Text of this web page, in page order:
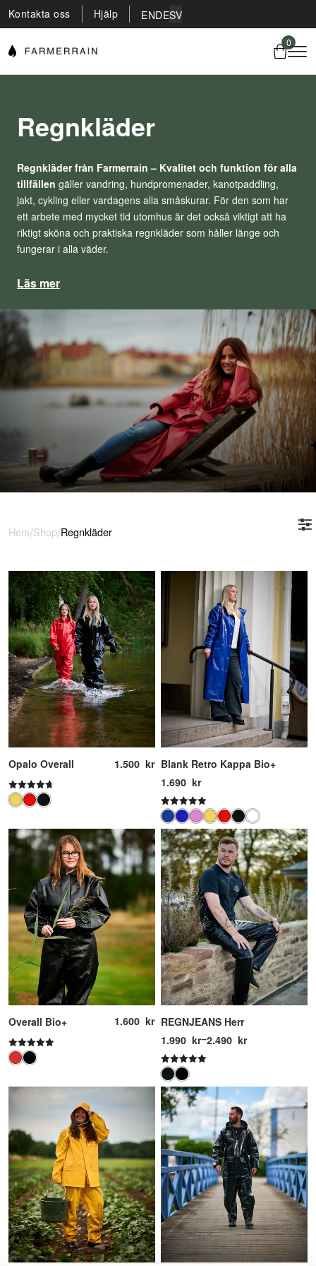
Kontakta oss Hjälp ENDESV
0
Regnkläder
Regnkläder från Farmerrain – Kvalitet och funktion för alla
tillfällen gäller vandring, hundpromenader, kanotpaddling,
jakt, cykling eller vardagens alla småskurar. För den som har
ett arbete med mycket tid utomhus är det också viktigt att ha
riktigt sköna och praktiska regnkläder som håller länge och
fungerar i alla väder.
Läs mer
Hem/Shop/Regnkläder
Opalo Overall 1.500 kr
Betygsatt
4.67
Blank Retro Kappa Bio+
1.690 kr
Betygsatt
5.00
av 5
Overall Bio+ 1.600 kr
Betygsatt
5.00
REGNJEANS Herr
1.990 kr–2.490 kr
Prisintervall:
1.990 kr
till
2.490 kr
Betygsatt
5.00
av 5